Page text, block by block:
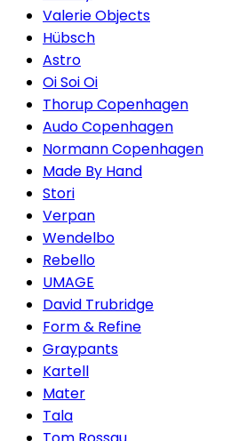
Valerie Objects
Hübsch
Astro
Oi Soi Oi
Thorup Copenhagen
Audo Copenhagen
Normann Copenhagen
Made By Hand
Stori
Verpan
Wendelbo
Rebello
UMAGE
David Trubridge
Form & Refine
Graypants
Kartell
Mater
Tala